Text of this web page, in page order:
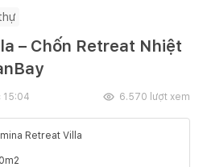
– Chốn Retreat Nhiệt
15:04 6.570 lượt xem
Retreat Villa
m2